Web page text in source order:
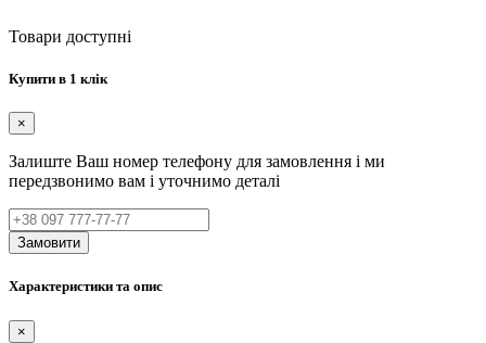
Товари доступні
Купити в 1 клік
×
Залиште Ваш номер телефону для замовлення і ми
передзвонимо вам і уточнимо деталі
Замовити
Характеристики та опис
×